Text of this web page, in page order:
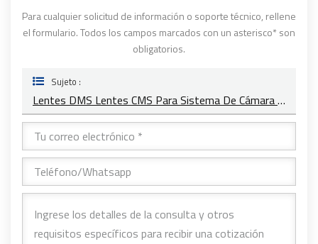
Para cualquier solicitud de información o soporte técnico, rellene
el formulario. Todos los campos marcados con un asterisco* son
obligatorios.
Sujeto :
Lentes DMS Lentes CMS Para Sistema De Cámara De Monitoreo De Vehículos YT-7620-A8